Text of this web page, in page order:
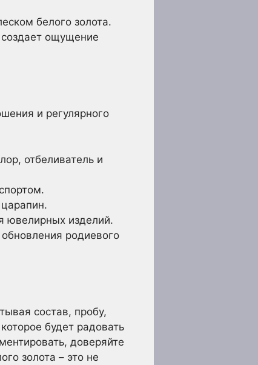
белого золота.
ощущение
и регулярного
отбеливатель и
ювелирных изделий.
родиевого
состав, пробу,
будет радовать
доверяйте
золота – это не